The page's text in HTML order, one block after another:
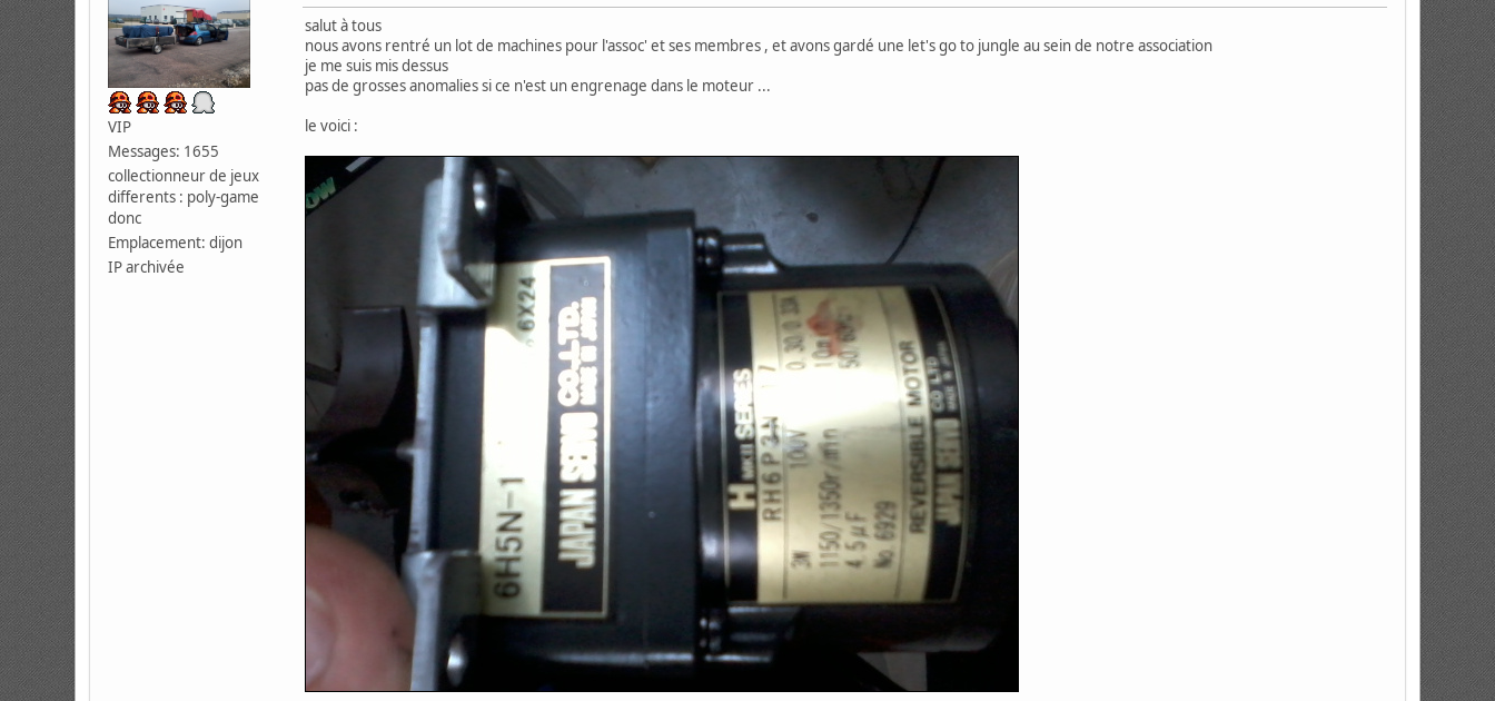
VIP
Messages: 1655
collectionneur de jeux
differents : poly-game
donc
Emplacement: dijon
IP archivée
salut à tous
nous avons rentré un lot de machines pour l'assoc' et ses membres , et avons gardé une let's go to jungle au sein de notre association
je me suis mis dessus
pas de grosses anomalies si ce n'est un engrenage dans le moteur ...
le voici :